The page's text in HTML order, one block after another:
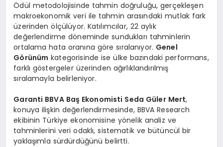
Ödül metodolojisinde tahmin doğruluğu, gerçekleşen
makroekonomik veri ile tahmin arasındaki mutlak fark
üzerinden ölçülüyor. Katılımcılar, 22 aylık
değerlendirme döneminde sundukları tahminlerin
ortalama hata oranına göre sıralanıyor. Genel
Görünüm kategorisinde ise ülke bazındaki performans,
farklı göstergeler üzerinden ağırlıklandırılmış
sıralamayla belirleniyor.
Garanti BBVA Baş Ekonomisti Seda Güler Mert,
konuya ilişkin değerlendirmesinde, BBVA Research
ekibinin Türkiye ekonomisine yönelik analiz ve
tahminlerini veri odaklı, sistematik ve bütüncül bir
yaklaşımla sürdürdüğünü belirtti.